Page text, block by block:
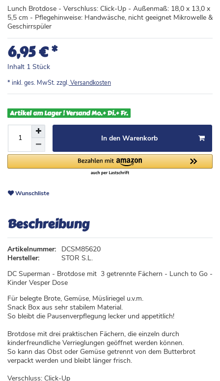
Lunch Brotdose - Verschluss: Click-Up - Außenmaß: 18,0 x 13,0 x
5,5 cm - Pflegehinweise: Handwäsche, nicht geeignet Mikrowelle &
Geschirrspüler
6,95 €*
Inhalt 1 Stück
* inkl. ges. MwSt. zzgl. Versandkosten
Artikel am Lager ! Versand Mo.+ Di.+ Fr.
In den Warenkorb
Wunschliste
Beschreibung
Artikelnummer:
DCSM85620
Hersteller:
STOR S.L.
DC Superman - Brotdose mit 3 getrennte Fächern - Lunch to Go -
Kinder Vesper Dose
Für belegte Brote, Gemüse, Müsliriegel u.v.m.
Snack Box aus sehr stabilem Material.
So bleibt die Pausenverpflegung lecker und appetitlich!
Brotdose mit drei praktischen Fächern, die einzeln durch
kinderfreundliche Verrieglungen geöffnet werden können.
So kann das Obst oder Gemüse getrennt von dem Butterbrot
verpackt werden und bleibt länger frisch.
Verschluss: Click-Up